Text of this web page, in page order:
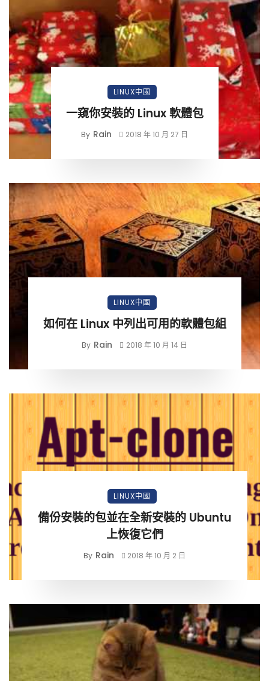
LINUX中國
一窺你安裝的 Linux 軟體包
By Rain 2018 年 10 月 27 日
LINUX中國
如何在 Linux 中列出可用的軟體包組
By Rain 2018 年 10 月 14 日
LINUX中國
備份安裝的包並在全新安裝的 Ubuntu
上恢復它們
By Rain 2018 年 10 月 2 日